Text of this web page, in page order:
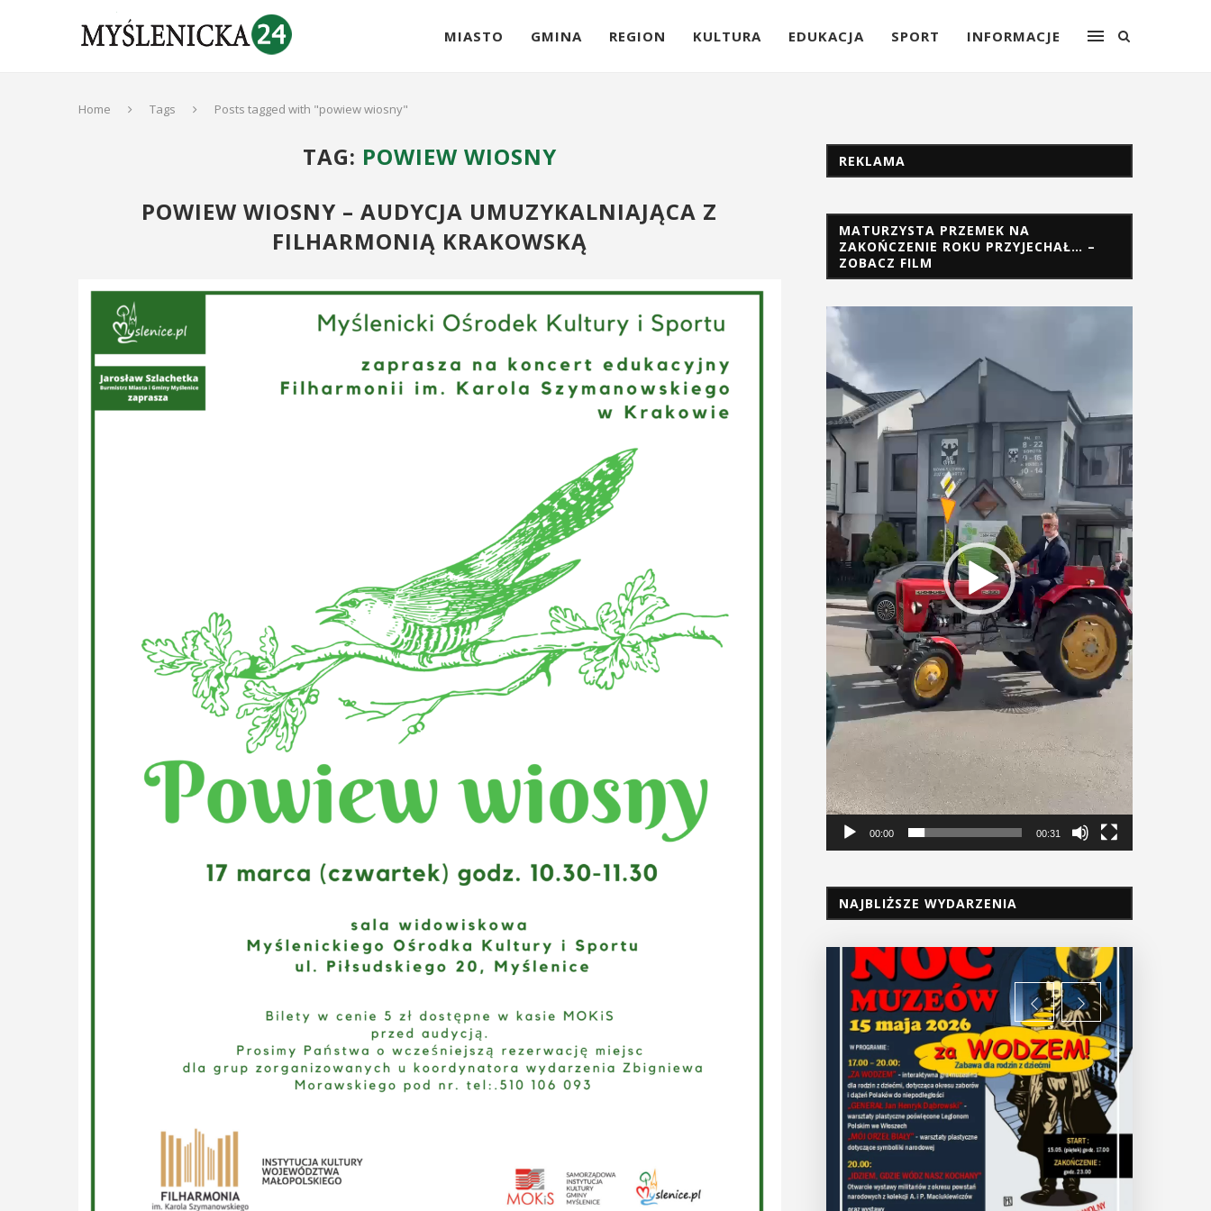
MIASTO GMINA REGION KULTURA EDUKACJA SPORT INFORMACJE
Home Tags Posts tagged with "powiew wiosny"
TAG: POWIEW WIOSNY
POWIEW WIOSNY – AUDYCJA UMUZYKALNIAJĄCA Z
FILHARMONIĄ KRAKOWSKĄ
REKLAMA
MATURZYSTA PRZEMEK NA
ZAKOŃCZENIE ROKU PRZYJECHAŁ… –
ZOBACZ FILM
Odtwarzacz
video
00:00 00:31
NAJBLIŻSZE WYDARZENIA